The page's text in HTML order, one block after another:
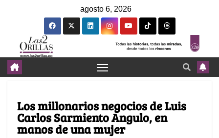
agosto 6, 2026
Los millonarios negocios de Luis
Carlos Sarmiento Angulo, en
manos de una mujer